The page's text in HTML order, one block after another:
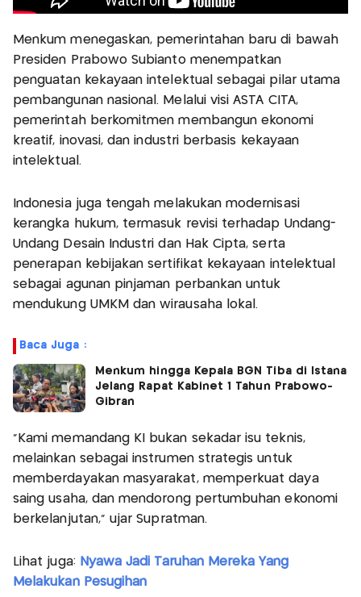
Menkum menegaskan, pemerintahan baru di bawah
Presiden Prabowo Subianto menempatkan
penguatan kekayaan intelektual sebagai pilar utama
pembangunan nasional. Melalui visi ASTA CITA,
pemerintah berkomitmen membangun ekonomi
kreatif, inovasi, dan industri berbasis kekayaan
intelektual.
Indonesia juga tengah melakukan modernisasi
kerangka hukum, termasuk revisi terhadap Undang-
Undang Desain Industri dan Hak Cipta, serta
penerapan kebijakan sertifikat kekayaan intelektual
sebagai agunan pinjaman perbankan untuk
mendukung UMKM dan wirausaha lokal.
Baca Juga :
Menkum hingga Kepala BGN Tiba di Istana
Jelang Rapat Kabinet 1 Tahun Prabowo-
Gibran
“Kami memandang KI bukan sekadar isu teknis,
melainkan sebagai instrumen strategis untuk
memberdayakan masyarakat, memperkuat daya
saing usaha, dan mendorong pertumbuhan ekonomi
berkelanjutan,” ujar Supratman.
Lihat juga: Nyawa Jadi Taruhan Mereka Yang
Melakukan Pesugihan